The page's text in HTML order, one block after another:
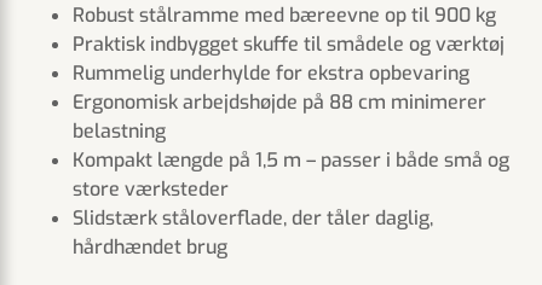
Robust stålramme med bæreevne op til 900 kg
Praktisk indbygget skuffe til smådele og værktøj
Rummelig underhylde for ekstra opbevaring
Ergonomisk arbejdshøjde på 88 cm minimerer
belastning
Kompakt længde på 1,5 m – passer i både små og
store værksteder
Slidstærk ståloverflade, der tåler daglig,
hårdhændet brug